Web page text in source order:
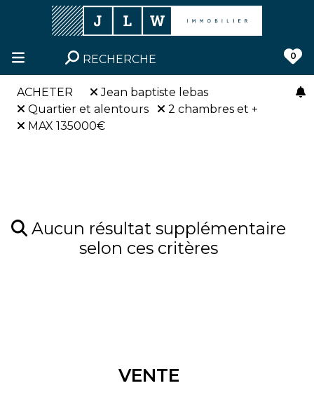
RECHERCHE 0
ACHETER
Jean baptiste lebas
Quartier et alentours
2 chambres et +
MAX 135000€
Aucun résultat supplémentaire
selon ces critères
VENTE